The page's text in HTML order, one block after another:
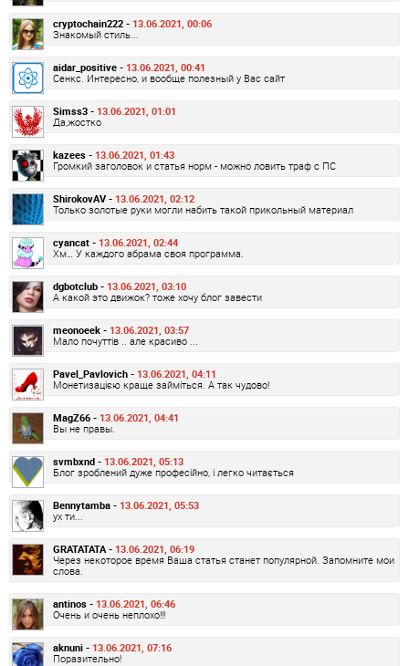
cryptochain222 - 13.06.2021, 00:06
Знакомый стиль...
aidar_positive - 13.06.2021, 00:41
Сенкс. Интересно, и вообще полезный у Вас сайт
Simss3 - 13.06.2021, 01:01
Да,жостко
kazees - 13.06.2021, 01:43
Громкий заголовок и статья норм - можно ловить траф с ПС
ShirokovAV - 13.06.2021, 02:12
Только золотые руки могли набить такой прикольный материал
cyancat - 13.06.2021, 02:44
Хм… У каждого абрама своя программа.
dgbotclub - 13.06.2021, 03:10
А какой это движок? тоже хочу блог завести
meonoeek - 13.06.2021, 03:57
Мало почуттів .. але красиво ...
Pavel_Pavlovich - 13.06.2021, 04:11
Монетизацією краще займіться. А так чудово!
MagZ66 - 13.06.2021, 04:41
Вы не правы.
svmbxnd - 13.06.2021, 05:13
Блог зроблений дуже професійно, і легко читається
Bennytamba - 13.06.2021, 05:53
ух ти...
GRATATATA - 13.06.2021, 06:19
Через некоторое время Ваша статья станет популярной. Запомните мои
слова.
antinos - 13.06.2021, 06:46
Очень и очень неплохо!!!
aknuni - 13.06.2021, 07:16
Поразительно!